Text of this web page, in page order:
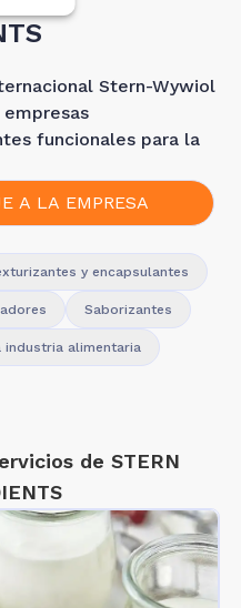
Stern-Wywiol
funcionales para la
A LA EMPRESA
y encapsulantes
Saborizantes
alimentaria
de STERN